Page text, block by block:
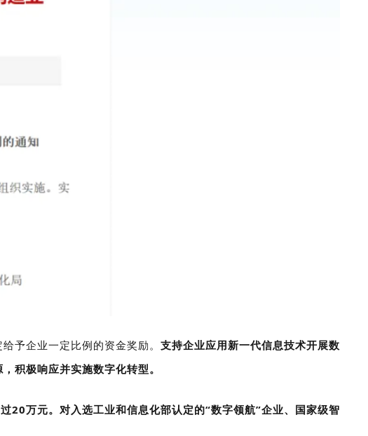
予企业一定比例的资金奖励。 支持企业应用新一代信息技术开展数
积极响应并实施数字化转型。
20万元。对入选工业和信息化部认定的“数字领航”企业、国家级智